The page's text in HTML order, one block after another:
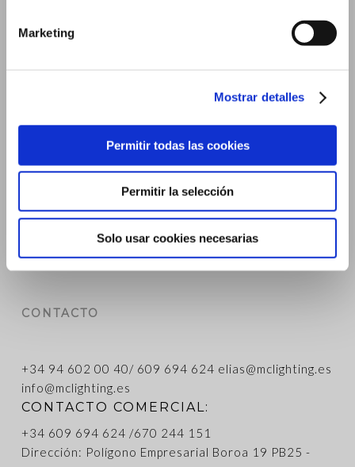
Marketing
Mostrar detalles
Permitir todas las cookies
Permitir la selección
Solo usar cookies necesarias
MENU
Series TV
Blog
CONTACTO
+34 94 602 00 40/ 609 694 624 elias@mclighting.es
info@mclighting.es
CONTACTO COMERCIAL:
+34 609 694 624 /670 244 151
Dirección: Polígono Empresarial Boroa 19 PB25 -